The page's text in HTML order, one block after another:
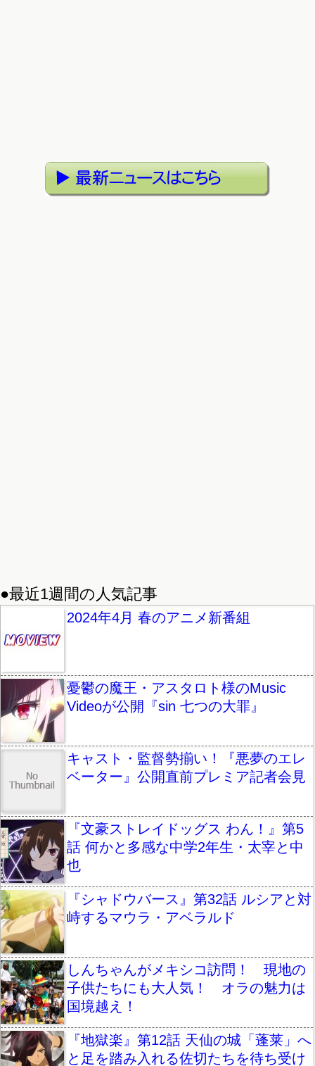
●最近1週間の人気記事
2024年4月 春のアニメ新番組
憂鬱の魔王・アスタロト様のMusic
Videoが公開『sin 七つの大罪』
キャスト・監督勢揃い！『悪夢のエレ
ベーター』公開直前プレミア記者会見
『文豪ストレイドッグス わん！』第5
話 何かと多感な中学2年生・太宰と中
也
『シャドウバース』第32話 ルシアと対
峙するマウラ・アベラルド
しんちゃんがメキシコ訪問！ 現地の
子供たちにも大人気！ オラの魅力は
国境越え！
『地獄楽』第12話 天仙の城「蓬莱」へ
と足を踏み入れる佐切たちを待ち受け